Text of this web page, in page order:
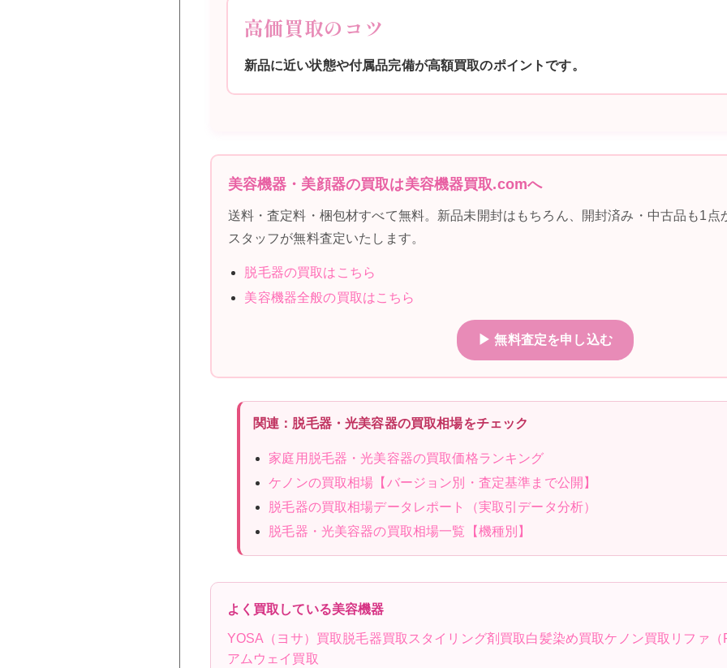
高価買取のコツ
新品に近い状態や付属品完備が高額買取のポイントです。
美容機器・美顔器の買取は美容機器買取.comへ
送料・査定料・梱包材すべて無料。新品未開封はもちろん、開封済み・中古品も1点
スタッフが無料査定いたします。
脱毛器の買取はこちら
美容機器全般の買取はこちら
▶ 無料査定を申し込む
関連：脱毛器・光美容器の買取相場をチェック
家庭用脱毛器・光美容器の買取価格ランキング
ケノンの買取相場【バージョン別・査定基準まで公開】
脱毛器の買取相場データレポート（実取引データ分析）
脱毛器・光美容器の買取相場一覧【機種別】
よく買取している美容機器
YOSA（ヨサ）買取 脱毛器買取 スタイリング剤買取白髪染め買取ケノン買取 リファ
アムウェイ買取